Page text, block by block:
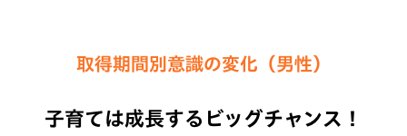
取得期間別意識の変化（男性）
子育ては成長するビッグチャンス！